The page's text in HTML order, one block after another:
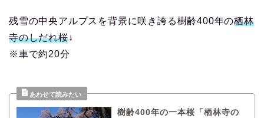
残雪の中央アルプスを背景に咲き誇る樹齢400年の栖林
寺のしだれ桜↓
※車で約20分
樹齢400年の一本桜「栖林寺の